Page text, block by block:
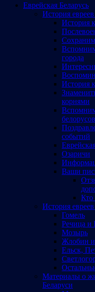
Еврейская Беларусь
История
История
Сохраним
Вспомним
города
История
корнями
белорусов
событий
Озаричи
Ваши
Кто
История
Гомель
Речица и
Мозырь
Жлобин и
Ельск,
Материалы о
Беларуси